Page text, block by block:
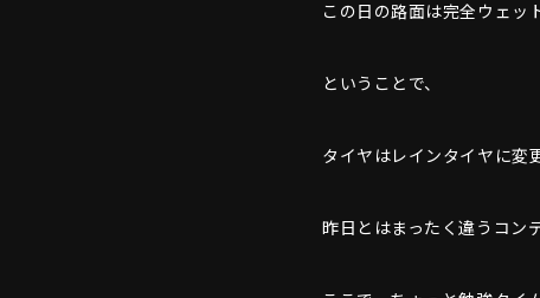
この日の路面は完全ウェット
ということで、
タイヤはレインタイヤに変更
昨日とはまったく違うコン